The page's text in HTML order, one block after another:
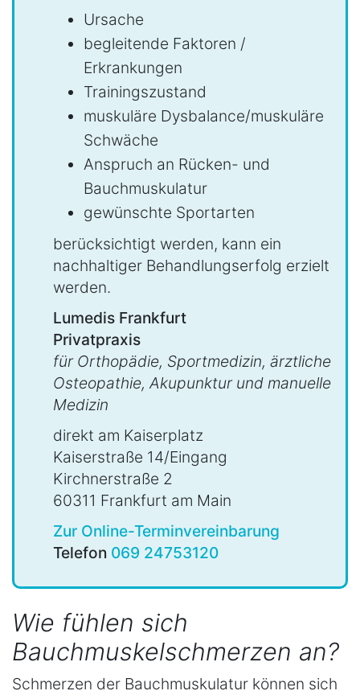
Ursache
begleitende Faktoren /
Erkrankungen
Trainingszustand
muskuläre Dysbalance/muskuläre
Schwäche
Anspruch an Rücken- und
Bauchmuskulatur
gewünschte Sportarten
berücksichtigt werden, kann ein
nachhaltiger Behandlungserfolg erzielt
werden.
Lumedis Frankfurt
Privatpraxis
für Orthopädie, Sportmedizin, ärztliche
Osteopathie, Akupunktur und manuelle
Medizin
direkt am Kaiserplatz
Kaiserstraße 14/Eingang
Kirchnerstraße 2
60311 Frankfurt am Main
Zur Online-Terminvereinbarung
Telefon 069 24753120
Wie fühlen sich
Bauchmuskelschmerzen an?
Schmerzen der Bauchmuskulatur können sich